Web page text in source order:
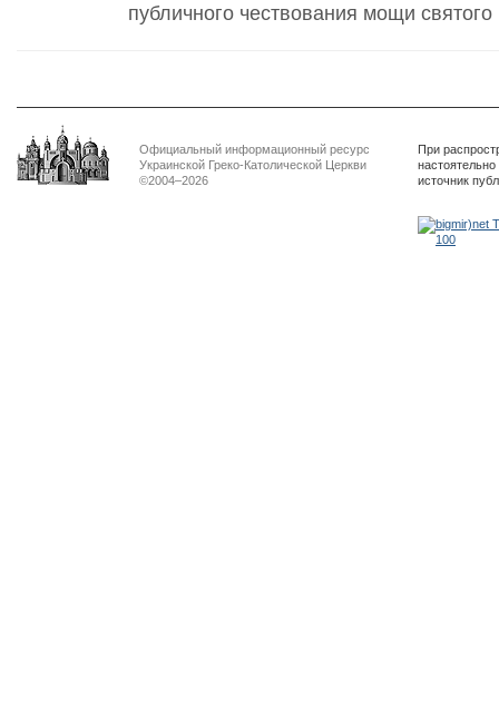
публичного чествования мощи
Официальный информационный ресурс
Украинской Греко-Католической Церкви
©2004–2026
При
источник